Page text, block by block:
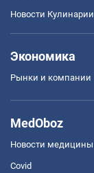
Новости Кулинарии
Экономика
Рынки и компании
MedOboz
Новости медицины
Covid